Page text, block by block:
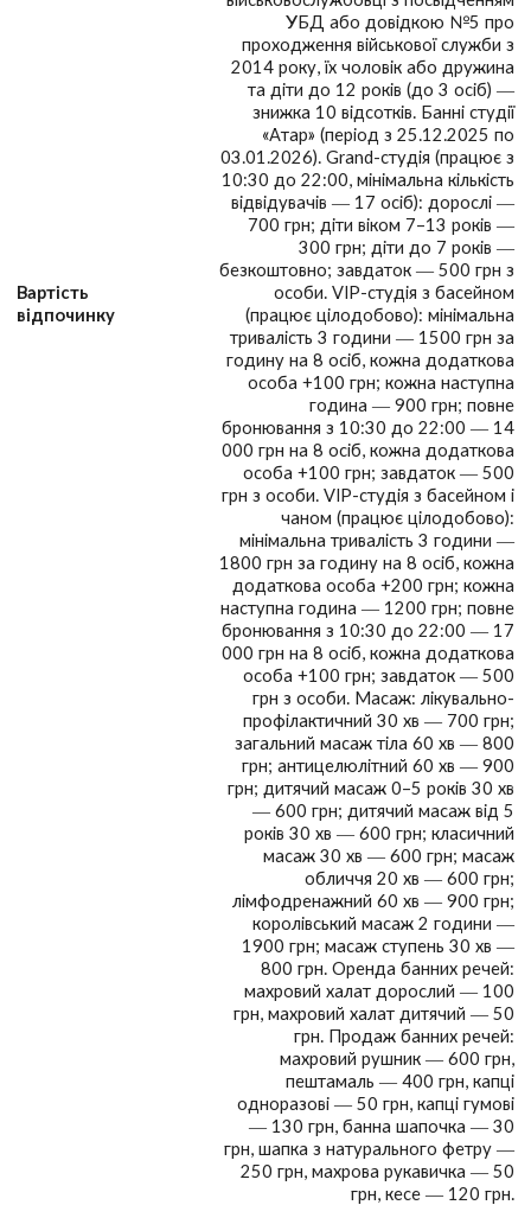
Вартість
відпочинку
УБД або довідкою №5 про
проходження військової служби з
2014 року, їх чоловік або дружина
та діти до 12 років (до 3 осіб) —
знижка 10 відсотків. Банні студії
«Атар» (період з 25.12.2025 по
03.01.2026). Grand-студія (працює з
10:30 до 22:00, мінімальна кількість
відвідувачів — 17 осіб): дорослі —
700 грн; діти віком 7–13 років —
300 грн; діти до 7 років —
безкоштовно; завдаток — 500 грн з
особи. VIP-студія з басейном
(працює цілодобово): мінімальна
тривалість 3 години — 1500 грн за
годину на 8 осіб, кожна додаткова
особа +100 грн; кожна наступна
година — 900 грн; повне
бронювання з 10:30 до 22:00 — 14
000 грн на 8 осіб, кожна додаткова
особа +100 грн; завдаток — 500
грн з особи. VIP-студія з басейном і
чаном (працює цілодобово):
мінімальна тривалість 3 години —
1800 грн за годину на 8 осіб, кожна
додаткова особа +200 грн; кожна
наступна година — 1200 грн; повне
бронювання з 10:30 до 22:00 — 17
000 грн на 8 осіб, кожна додаткова
особа +100 грн; завдаток — 500
грн з особи. Масаж: лікувально-
профілактичний 30 хв — 700 грн;
загальний масаж тіла 60 хв — 800
грн; антицелюлітний 60 хв — 900
грн; дитячий масаж 0–5 років 30 хв
— 600 грн; дитячий масаж від 5
років 30 хв — 600 грн; класичний
масаж 30 хв — 600 грн; масаж
обличчя 20 хв — 600 грн;
лімфодренажний 60 хв — 900 грн;
королівський масаж 2 години —
1900 грн; масаж ступень 30 хв —
800 грн. Оренда банних речей:
махровий халат дорослий — 100
грн, махровий халат дитячий — 50
грн. Продаж банних речей:
махровий рушник — 600 грн,
пештамаль — 400 грн, капці
одноразові — 50 грн, капці гумові
— 130 грн, банна шапочка — 30
грн, шапка з натурального фетру —
250 грн, махрова рукавичка — 50
грн, кесе — 120 грн.